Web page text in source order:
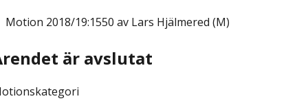
Motion 2018/19:1550 av Lars Hjälmered (M)
är avslutat